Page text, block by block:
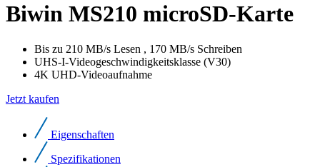
Biwin MS210 microSD-Karte
Bis zu 210 MB/s Lesen , 170 MB/s Schreiben
UHS-I-Videogeschwindigkeitsklasse (V30)
4K UHD-Videoaufnahme
Jetzt kaufen
Eigenschaften
Spezifikationen